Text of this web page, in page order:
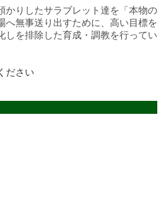
かりしたサラブレット達を「本物の
へ無事送り出すために、高い目標を
しを排除した育成・調教を行ってい
ださい